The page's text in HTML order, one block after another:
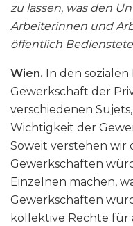
zu lassen, was den
Arbeiterinnen und
öffentlich
Wien. In den
Gewerkschaft der
verschiedenen
Wichtigkeit der
Soweit verstehen wir
Gewerkschaften
Einzelnen machen,
Gewerkschaften
kollektive Rechte für